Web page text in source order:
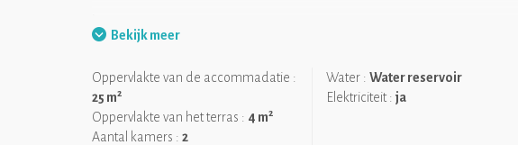
Bekijk meer
Oppervlakte van de accommadatie :
25 m2
Oppervlakte van het terras : 4 m2
Aantal kamers : 2
Water : Water reservoir
Elektriciteit : ja